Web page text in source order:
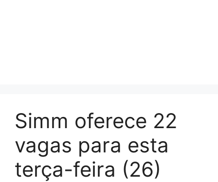
Simm oferece 22
vagas para esta
terça-feira (26)